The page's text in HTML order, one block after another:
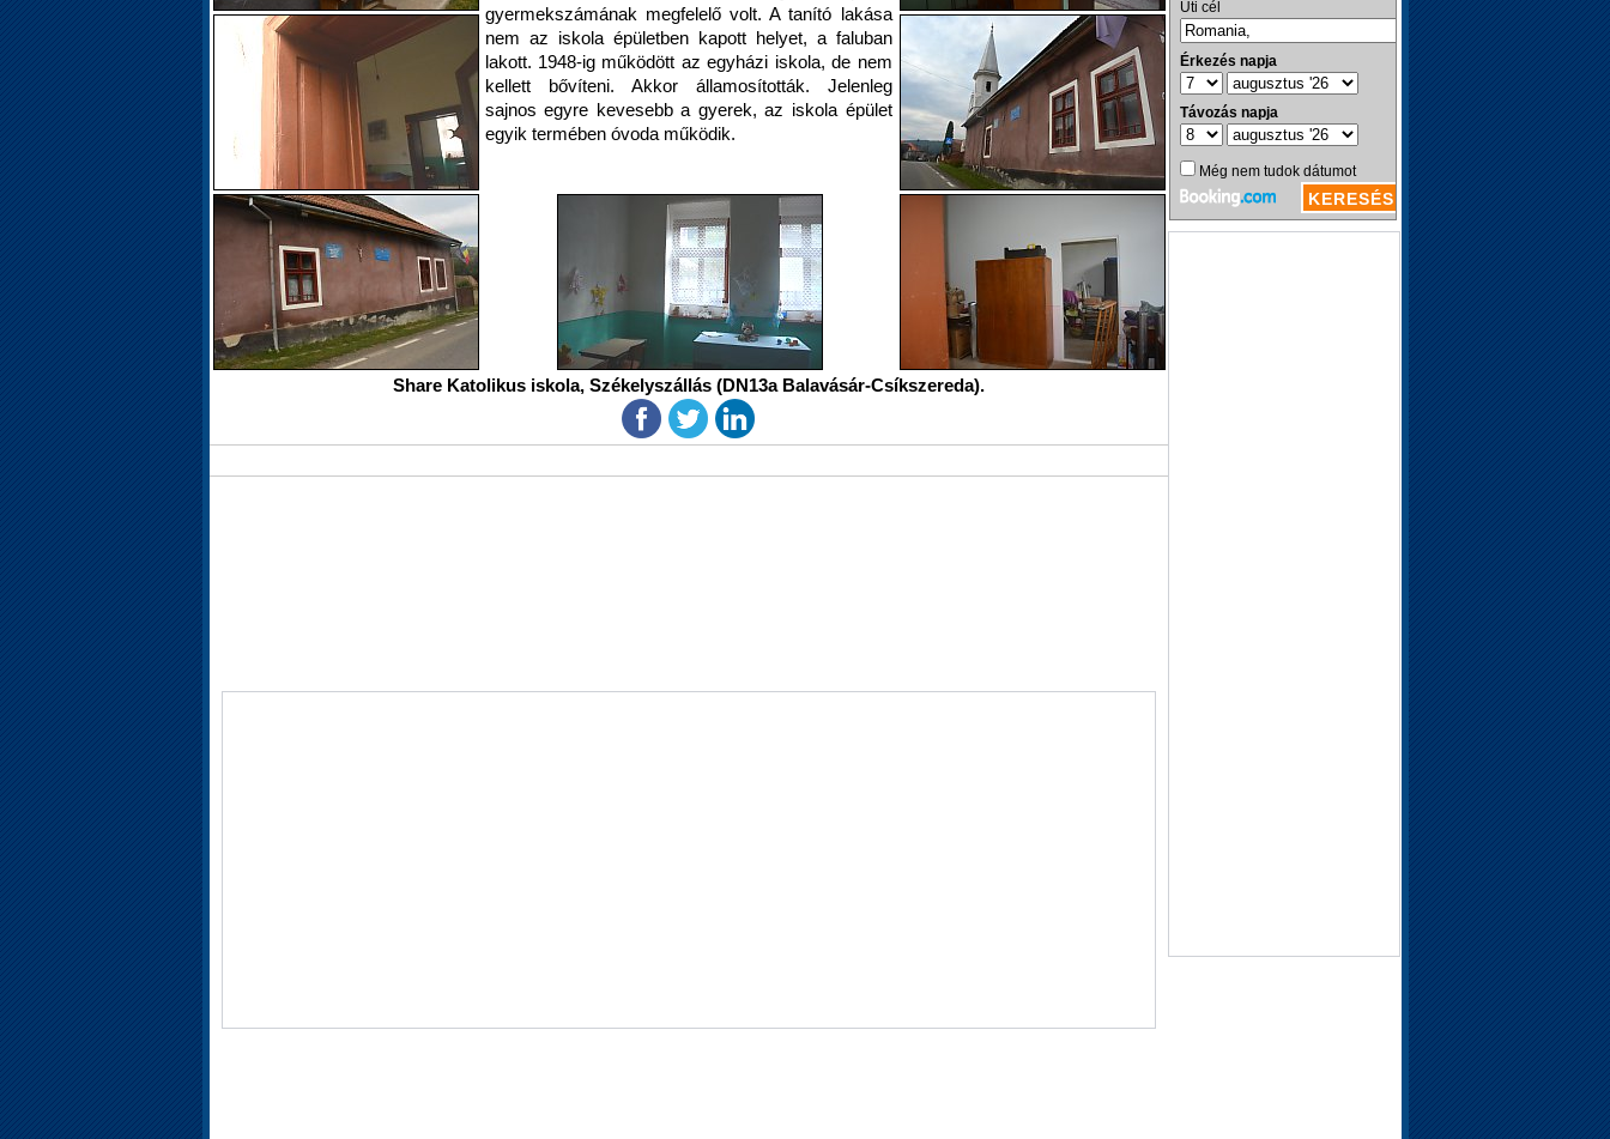
gyermekszámának megfelelő volt. A tanító lakása
nem az iskola épületben kapott helyet, a faluban
lakott. 1948-ig működött az egyházi iskola, de nem
kellett bővíteni. Akkor államosították. Jelenleg
sajnos egyre kevesebb a gyerek, az iskola épület
egyik termében óvoda működik.
Share Katolikus iskola, Székelyszállás (DN13a Balavásár-Csíkszereda).